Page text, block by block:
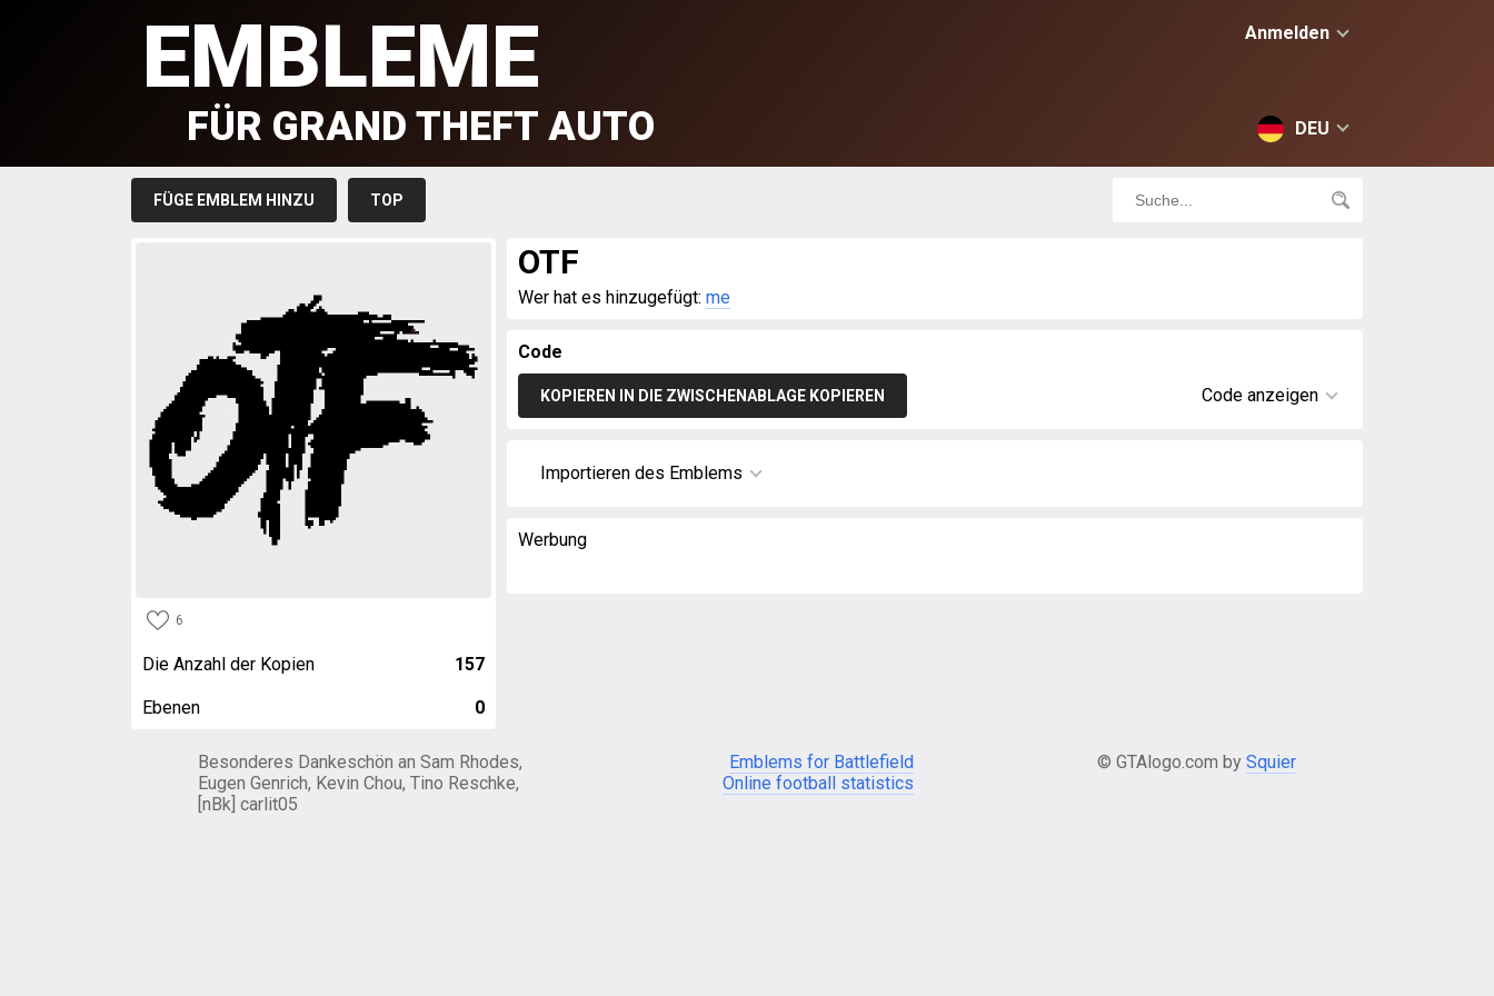
Anmelden
DEU
EMBLEME
FÜR GRAND THEFT AUTO
FÜGE EMBLEM HINZU TOP
6
Die Anzahl der Kopien 157
Ebenen 0
OTF
Wer hat es hinzugefügt: me
Code
KOPIEREN IN DIE ZWISCHENABLAGE KOPIEREN Code anzeigen
Importieren des Emblems
Werbung
Besonderes Dankeschön an Sam Rhodes,
Eugen Genrich, Kevin Chou, Tino Reschke,
[nBk] carlit05
Emblems for Battlefield
Online football statistics
© GTAlogo.com by Squier